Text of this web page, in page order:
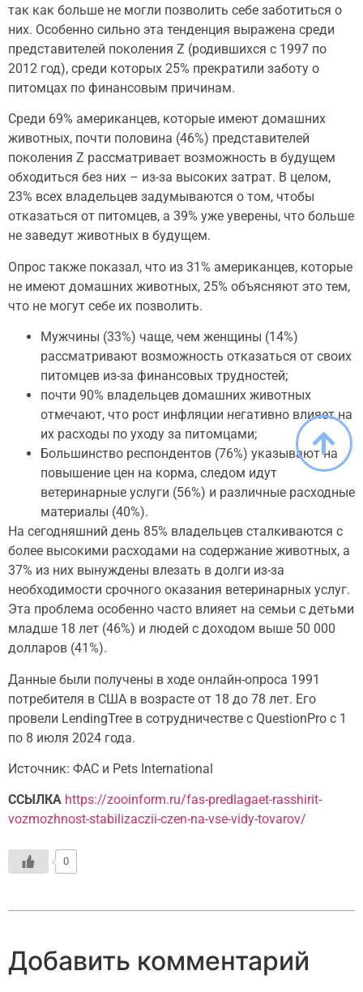
так как больше не могли позволить себе заботиться о
них. Особенно сильно эта тенденция выражена среди
представителей поколения Z (родившихся с 1997 по
2012 год), среди которых 25% прекратили заботу о
питомцах по финансовым причинам.
Среди 69% американцев, которые имеют домашних
животных, почти половина (46%) представителей
поколения Z рассматривает возможность в будущем
обходиться без них – из-за высоких затрат. В целом,
23% всех владельцев задумываются о том, чтобы
отказаться от питомцев, а 39% уже уверены, что больше
не заведут животных в будущем.
Опрос также показал, что из 31% американцев, которые
не имеют домашних животных, 25% объясняют это тем,
что не могут себе их позволить.
Мужчины (33%) чаще, чем женщины (14%)
рассматривают возможность отказаться от своих
питомцев из-за финансовых трудностей;
почти 90% владельцев домашних животных
отмечают, что рост инфляции негативно влияет на
их расходы по уходу за питомцами;
Большинство респондентов (76%) указывают на
повышение цен на корма, следом идут
ветеринарные услуги (56%) и различные расходные
материалы (40%).
На сегодняшний день 85% владельцев сталкиваются с
более высокими расходами на содержание животных, а
37% из них вынуждены влезать в долги из-за
необходимости срочного оказания ветеринарных услуг.
Эта проблема особенно часто влияет на семьи с детьми
младше 18 лет (46%) и людей с доходом выше 50 000
долларов (41%).
Данные были получены в ходе онлайн-опроса 1991
потребителя в США в возрасте от 18 до 78 лет. Его
провели LendingTree в сотрудничестве с QuestionPro с 1
по 8 июля 2024 года.
Источник: ФАС и Pets International
ССЫЛКА https://zooinform.ru/fas-predlagaet-rasshirit-
vozmozhnost-stabilizaczii-czen-na-vse-vidy-tovarov/
0
Добавить комментарий